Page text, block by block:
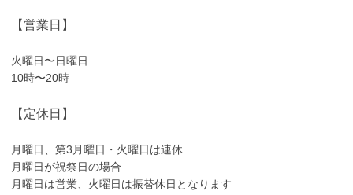
【営業日】
火曜日〜日曜日
10時〜20時
【定休日】
月曜日、第3月曜日・火曜日は連休
月曜日が祝祭日の場合
月曜日は営業、火曜日は振替休日となります